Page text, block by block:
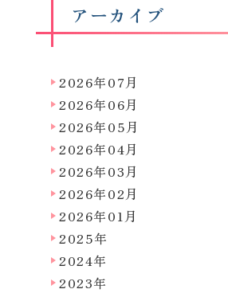
アーカイブ
2026年07月
2026年06月
2026年05月
2026年04月
2026年03月
2026年02月
2026年01月
2025年
2024年
2023年